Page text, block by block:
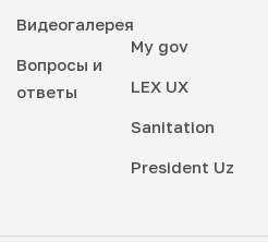
Видеогалерея
Вопросы и
ответы
My gov
LEX UX
Sanitation
President Uz